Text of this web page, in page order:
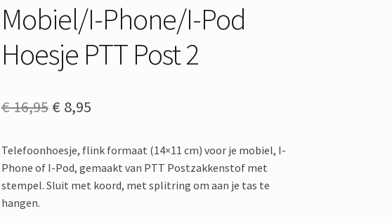
Mobiel/I-Phone/I-Pod
Hoesje PTT Post 2
€16,95 Oorspronkelijke
was:
€ 16,95.
€ 8,95Huidige
is:
€ 8,95.
Telefoonhoesje, flink formaat (14×11 cm) voor je mobiel, I-
Phone of I-Pod, gemaakt van PTT Postzakkenstof met
stempel. Sluit met koord, met splitring om aan je tas te
hangen.